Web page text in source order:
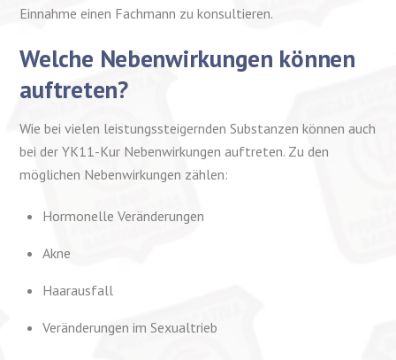
Einnahme einen Fachmann zu konsultieren.
Welche Nebenwirkungen können
auftreten?
Wie bei vielen leistungssteigernden Substanzen können auch
bei der YK11-Kur Nebenwirkungen auftreten. Zu den
möglichen Nebenwirkungen zählen:
Hormonelle Veränderungen
Akne
Haarausfall
Veränderungen im Sexualtrieb